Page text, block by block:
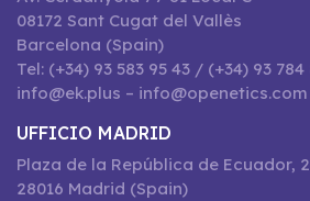
08172 Sant Cugat del Vallès
Barcelona (Spain)
Tel: (+34) 93 583 95 43 / (+34) 93 784
info@ek.plus – info@openetics.com
UFFICIO MADRID
Plaza de la República de Ecuador, 2
28016 Madrid (Spain)